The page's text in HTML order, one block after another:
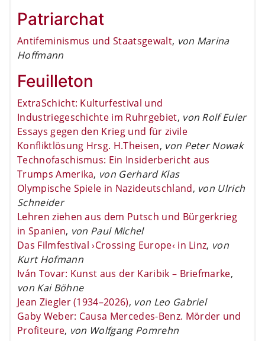
Patriarchat
Antifeminismus und Staatsgewalt, von Marina
Hoffmann
Feuilleton
ExtraSchicht: Kulturfestival und
Industriegeschichte im Ruhrgebiet, von Rolf Euler
Essays gegen den Krieg und für zivile
Konfliktlösung Hrsg. H.Theisen, von Peter Nowak
Technofaschismus: Ein Insiderbericht aus
Trumps Amerika, von Gerhard Klas
Olympische Spiele in Nazideutschland, von Ulrich
Schneider
Lehren ziehen aus dem Putsch und Bürgerkrieg
in Spanien, von Paul Michel
Das Filmfestival ›Crossing Europe‹ in Linz, von
Kurt Hofmann
Iván Tovar: Kunst aus der Karibik – Briefmarke,
von Kai Böhne
Jean Ziegler (1934–2026), von Leo Gabriel
Gaby Weber: Causa Mercedes-Benz. Mörder und
Profiteure, von Wolfgang Pomrehn